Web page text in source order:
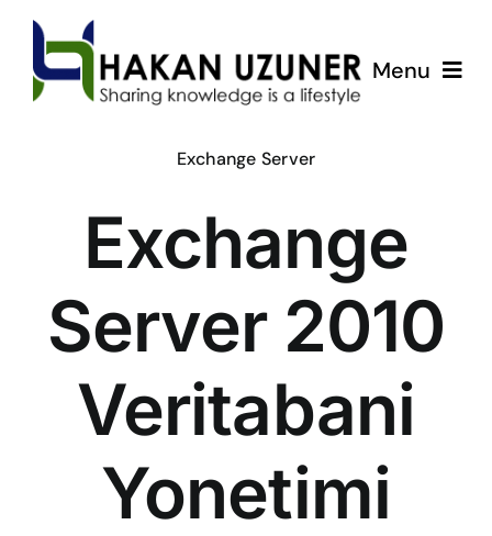
content
Menu
ÇözümPark
Eğitimlerim
İletişim
Exchange Server
Exchange
Server 2010
Veritabani
Yonetimi